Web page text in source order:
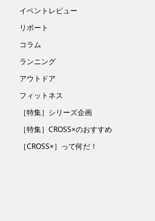
イベントレビュー
リポート
コラム
ランニング
アウトドア
フィットネス
［特集］シリーズ企画
［特集］CROSS×のおすすめ
［CROSS×］って何だ！